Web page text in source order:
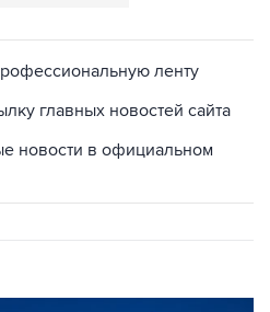
ленту
главных новостей сайта
новости в официальном